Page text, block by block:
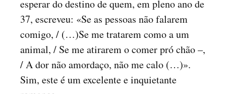
esperar do destino de quem, em pleno ano de
37, escreveu: «Se as pessoas não falarem
comigo, / (…)Se me tratarem como a um
animal, / Se me atirarem o comer pró chão –,
/ A dor não amordaço, não me calo (…)».
Sim, este é um excelente e inquietante